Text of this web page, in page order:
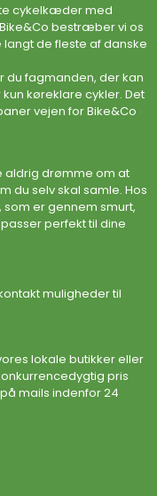
cykelkæder med
bestræber vi os
de fleste af danske
du fagmanden, der kan
køreklare cykler. Det
vejen for Bike&Co
aldrig drømme om at
du selv skal samle. Hos
er gennem smurt,
perfekt til dine
muligheder til
lokale butikker eller
pris
mails indenfor 24